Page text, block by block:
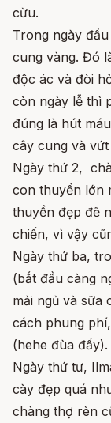
cừu.
Trong ngày
cung vàng. Đó
độc ác và đòi
còn ngày lễ thì
đúng là hút
cây cung và
Ngày thứ 2,
con thuyền lớn
thuyền đẹp đẽ
chiến, vì vậy
Ngày thứ ba,
(bắt đầu càng
mải ngủ và sữa
cách phung
(hehe đùa đấy).
Ngày thứ tư,
cày đẹp quá
chàng thợ rèn